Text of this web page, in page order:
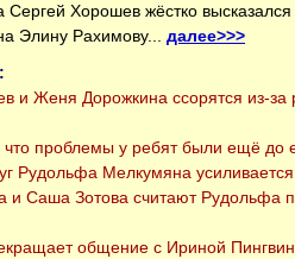
Сергей Хорошев жёстко
Элину Рахимову... далее>>>
и Женя Дорожкина ссорятся из-за
что проблемы у ребят были ещё до
Рудольфа Мелкумяна усиливается.
и Саша Зотова считают Рудольфа
общение с Ириной